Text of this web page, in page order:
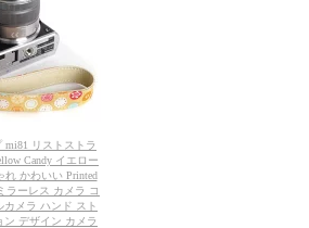
mi81 リストストラ
Candy イエロー
れ かわいい Printed
ラーレス カメラ コ
カメラ ハンド スト
ン デザイン カメラ